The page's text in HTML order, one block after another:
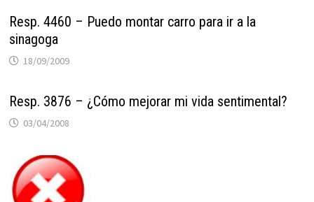
Resp. 4460 – Puedo montar carro para ir a la
sinagoga
18/09/2009
Resp. 3876 – ¿Cómo mejorar mi vida sentimental?
03/04/2008